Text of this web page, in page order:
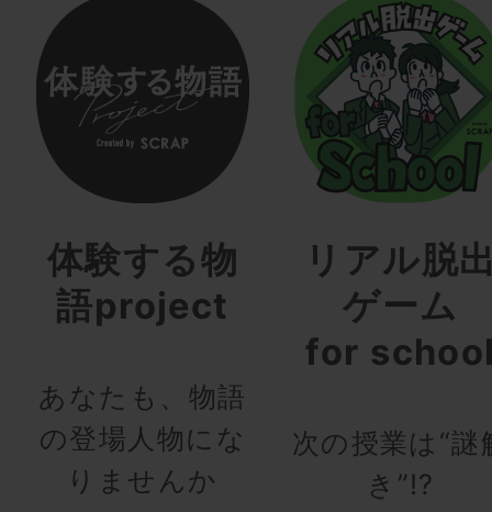
体験する物
語project
あなたも、物語
の登場人物にな
りませんか
リアル脱
ゲーム
for
次の授業は“謎
き”!?